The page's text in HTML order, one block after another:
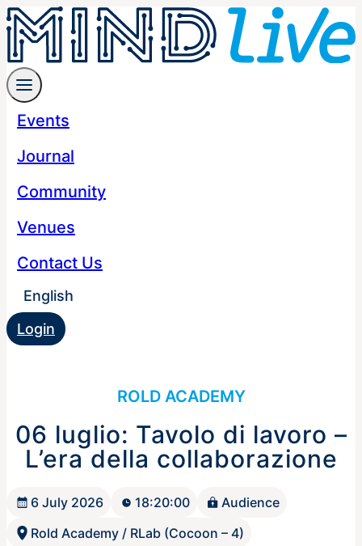
Events
Journal
Community
Venues
Contact Us
English
Login
ROLD ACADEMY
06 luglio: Tavolo di lavoro –
L’era della collaborazione
6 July 2026 18:20:00
Audience
Rold Academy / RLab (Cocoon – 4)